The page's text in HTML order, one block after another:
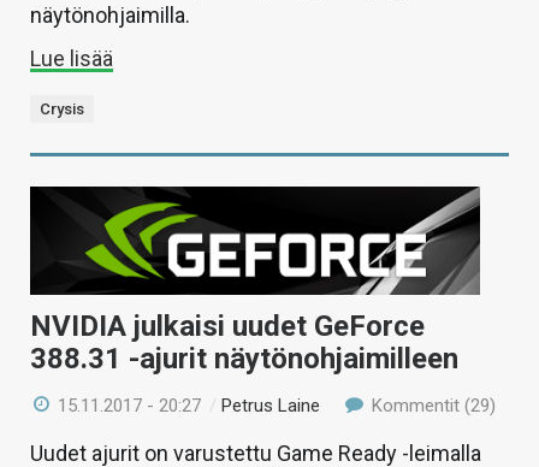
näytönohjaimilla.
Lue lisää
Crysis
NVIDIA julkaisi uudet GeForce
388.31 -ajurit näytönohjaimilleen
15.11.2017 - 20:27 /Petrus Laine Kommentit (29)
Uudet ajurit on varustettu Game Ready -leimalla